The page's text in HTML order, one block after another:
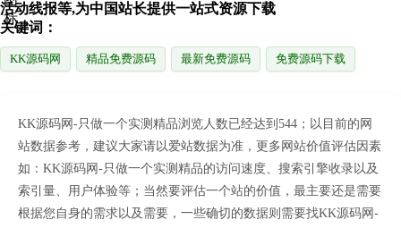
活动线报等,为中国站长提供一站式资源下载
关键词：
KK源码网 精品免费源码 最新免费源码 免费源码下载
KK源码网-只做一个实测精品浏览人数已经达到544；以目前的网
站数据参考，建议大家请以爱站数据为准，更多网站价值评估因素
如：KK源码网-只做一个实测精品的访问速度、搜索引擎收录以及
索引量、用户体验等；当然要评估一个站的价值，最主要还是需要
根据您自身的需求以及需要，一些确切的数据则需要找KK源码网-